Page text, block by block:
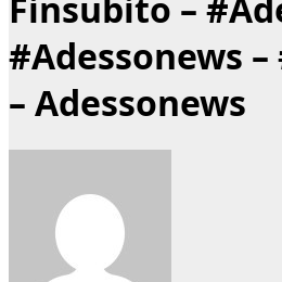
Finsubito –
#Adessonews
– Adessonews